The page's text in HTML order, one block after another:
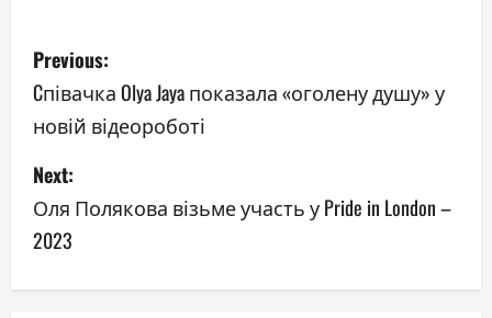
P
o
s
t
n
a
Previous:
Cпівачка Olya Jaya показала «оголену душу» у
новій відеороботі
Next:
Оля Полякова візьме участь у Pride in London –
2023